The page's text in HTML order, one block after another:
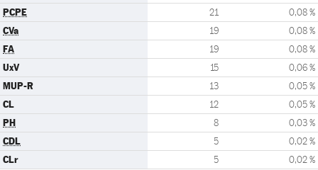
PCPE 21 0,08 %
CVa 19 0,08 %
FA 19 0,08 %
UxV 15 0,06 %
MUP-R 13 0,05 %
CL 12 0,05 %
PH 8 0,03 %
CDL 5 0,02 %
CLr 5 0,02 %